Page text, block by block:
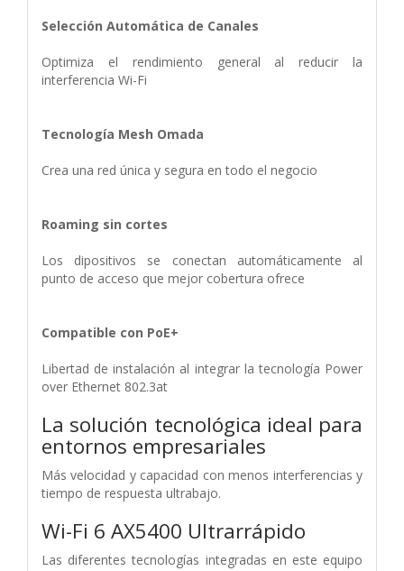
Selección Automática de Canales
Optimiza el rendimiento general al reducir la
interferencia Wi-Fi
Tecnología Mesh Omada
Crea una red única y segura en todo el negocio
Roaming sin cortes
Los dipositivos se conectan automáticamente al
punto de acceso que mejor cobertura ofrece
Compatible con PoE+
Libertad de instalación al integrar la tecnología Power
over Ethernet 802.3at
La solución tecnológica ideal para
entornos empresariales
Más velocidad y capacidad con menos interferencias y
tiempo de respuesta ultrabajo.
Wi-Fi 6 AX5400 Ultrarrápido
Las diferentes tecnologías integradas en este equipo